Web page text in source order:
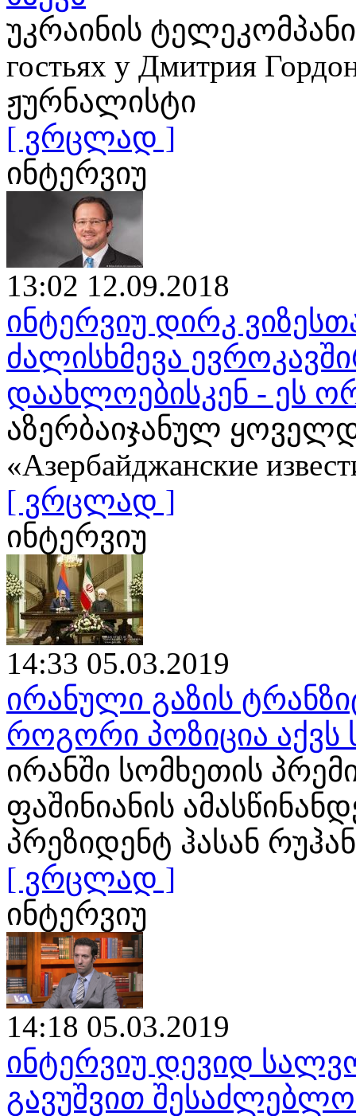
უკრაინის
гостьях у Дмитрия
ჟურნალისტი
[ ვრცლად ]
ინტერვიუ
13:02 12.09.2018
ინტერვიუ დირკ
ძალისხმევა
დაახლოებისკენ - ეს
აზერბაიჯანულ
«Азербайджанские
[ ვრცლად ]
ინტერვიუ
14:33 05.03.2019
ირანული გაზის
როგორი პოზიცია
ირანში სომხეთის
ფაშინიანის
პრეზიდენტ ჰასან
[ ვრცლად ]
ინტერვიუ
14:18 05.03.2019
ინტერვიუ დევიდ
გავუშვით